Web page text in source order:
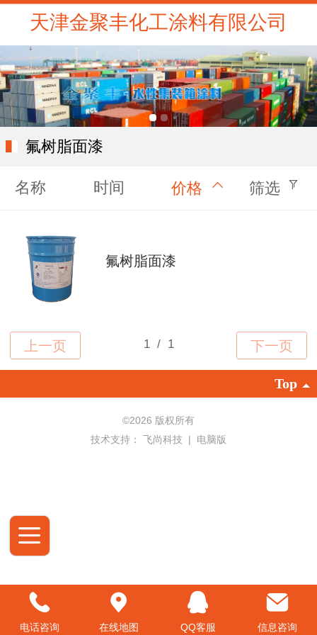
天津金聚丰化工涂料有限公司
氟树脂面漆
名称 时间 价格 筛选
氟树脂面漆
Top
©2026 版权所有
技术支持： 飞尚科技 | 电脑版
电话咨询 在线地图 QQ客服 信息咨询